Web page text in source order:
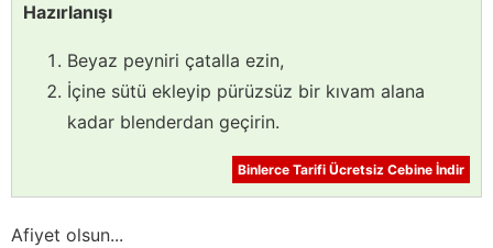
Hazırlanışı
Beyaz peyniri çatalla ezin,
İçine sütü ekleyip pürüzsüz bir kıvam alana
kadar blenderdan geçirin.
Binlerce Tarifi Ücretsiz Cebine İndir
Afiyet olsun...